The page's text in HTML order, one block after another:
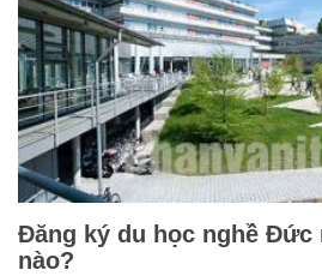
Đăng ký du học nghề Đức
nào?